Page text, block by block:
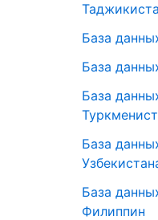
База
База
База
База
База
Филиппин